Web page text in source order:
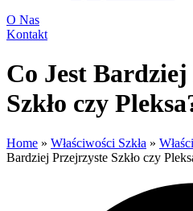
O Nas
Kontakt
Co Jest
Szkło czy
Home » Właściwości Szkła »
Bardziej Przejrzyste Szkło czy